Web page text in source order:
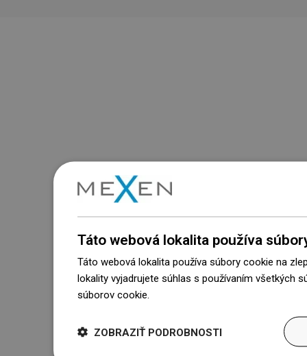
Táto webová lokalita používa
Táto webová lokalita používa súbory cookie na
lokality vyjadrujete súhlas s používaním všetkých
súborov cookie.
ZOBRAZIŤ PODROBNOSTI